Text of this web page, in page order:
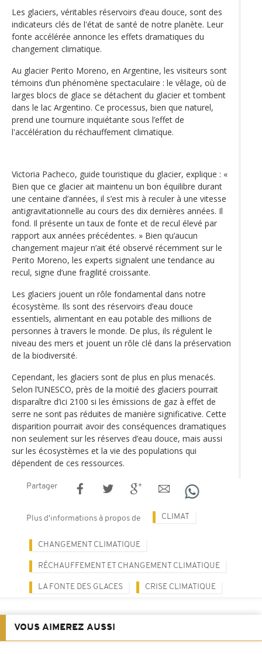
Les glaciers, véritables réservoirs d’eau douce, sont des
indicateurs clés de l'état de santé de notre planète. Leur
fonte accélérée annonce les effets dramatiques du
changement climatique.
Au glacier Perito Moreno, en Argentine, les visiteurs sont
témoins d’un phénomène spectaculaire : le vêlage, où de
larges blocs de glace se détachent du glacier et tombent
dans le lac Argentino. Ce processus, bien que naturel,
prend une tournure inquiétante sous l’effet de
l'accélération du réchauffement climatique.
Victoria Pacheco, guide touristique du glacier, explique : «
Bien que ce glacier ait maintenu un bon équilibre durant
une centaine d’années, il s’est mis à reculer à une vitesse
antigravitationnelle au cours des dix dernières années. Il
fond. Il présente un taux de fonte et de recul élevé par
rapport aux années précédentes. » Bien qu’aucun
changement majeur n’ait été observé récemment sur le
Perito Moreno, les experts signalent une tendance au
recul, signe d’une fragilité croissante.
Les glaciers jouent un rôle fondamental dans notre
écosystème. Ils sont des réservoirs d’eau douce
essentiels, alimentant en eau potable des millions de
personnes à travers le monde. De plus, ils régulent le
niveau des mers et jouent un rôle clé dans la préservation
de la biodiversité.
Cependant, les glaciers sont de plus en plus menacés.
Selon l’UNESCO, près de la moitié des glaciers pourrait
disparaître d’ici 2100 si les émissions de gaz à effet de
serre ne sont pas réduites de manière significative. Cette
disparition pourrait avoir des conséquences dramatiques
non seulement sur les réserves d’eau douce, mais aussi
sur les écosystèmes et la vie des populations qui
dépendent de ces ressources.
Partager
Plus d'informations à propos de CLIMAT
CHANGEMENT CLIMATIQUE
RÉCHAUFFEMENT ET CHANGEMENT CLIMATIQUE
LA FONTE DES GLACES CRISE CLIMATIQUE
VOUS AIMEREZ AUSSI